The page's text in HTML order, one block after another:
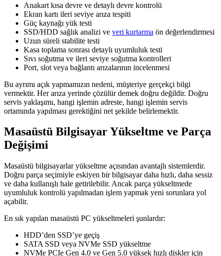
Anakart kısa devre ve detaylı devre kontrolü
Ekran kartı ileri seviye arıza tespiti
Güç kaynağı yük testi
SSD/HDD sağlık analizi ve veri kurtarma ön değerlendirmesi
Uzun süreli stabilite testi
Kasa toplama sonrası detaylı uyumluluk testi
Sıvı soğutma ve ileri seviye soğutma kontrolleri
Port, slot veya bağlantı arızalarının incelenmesi
Bu ayrımı açık yapmamızın nedeni, müşteriye gerçekçi bilgi
vermektir. Her arıza yerinde çözülür demek doğru değildir. Doğru
servis yaklaşımı, hangi işlemin adreste, hangi işlemin servis
ortamında yapılması gerektiğini net şekilde belirlemektir.
Masaüstü Bilgisayar Yükseltme ve Parça
Değişimi
Masaüstü bilgisayarlar yükseltme açısından avantajlı sistemlerdir.
Doğru parça seçimiyle eskiyen bir bilgisayar daha hızlı, daha sessiz
ve daha kullanışlı hale getirilebilir. Ancak parça yükseltmede
uyumluluk kontrolü yapılmadan işlem yapmak yeni sorunlara yol
açabilir.
En sık yapılan masaüstü PC yükseltmeleri şunlardır:
HDD’den SSD’ye geçiş
SATA SSD veya NVMe SSD yükseltme
NVMe PCIe Gen 4.0 ve Gen 5.0 yüksek hızlı diskler için